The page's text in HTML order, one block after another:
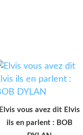
Elvis vous avez dit Elvis
ils en parlent : BOB